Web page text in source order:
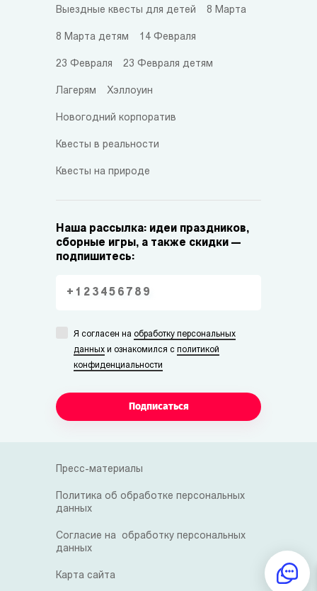
Выездные квесты для детей 8 Марта
8 Марта детям 14 Февраля
23 Февраля 23 Февраля детям
Лагерям Хэллоуин
Новогодний корпоратив
Квесты в реальности
Квесты на природе
Наша рассылка: идеи праздников,
сборные игры, а также скидки —
подпишитесь:
Я согласен на обработку персональных
данных и ознакомился с политикой
конфиденциальности
Подписаться
Пресс-материалы
Политика об обработке персональных
данных
Согласие на обработку персональных
данных
Карта сайта